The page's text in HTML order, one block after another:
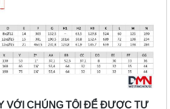
VỚI CHÚNG TÔI ĐỂ ĐƯỢC TƯ